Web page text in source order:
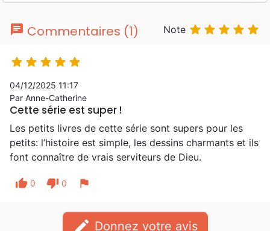
chat Commentaires (1) Note     
    
04/12/2025 11:17
Par Anne-Catherine
Cette série est super !
Les petits livres de cette série sont supers pour les
petits: l’histoire est simple, les dessins charmants et ils
font connaître de vrais serviteurs de Dieu.
thumb_up 0 thumb_down 0 flag
edit Donnez votre avis